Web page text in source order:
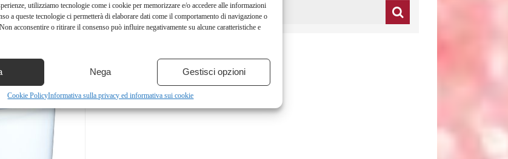
utilizziamo tecnologie come i cookie per memorizzare e/o accedere alle informazioni
a queste tecnologie ci permetterà di elaborare dati come il comportamento di navigazione o
acconsentire o ritirare il consenso può influire negativamente su alcune caratteristiche e
Nega Gestisci opzioni
Cookie PolicyInformativa sulla privacy ed informativa sui cookie